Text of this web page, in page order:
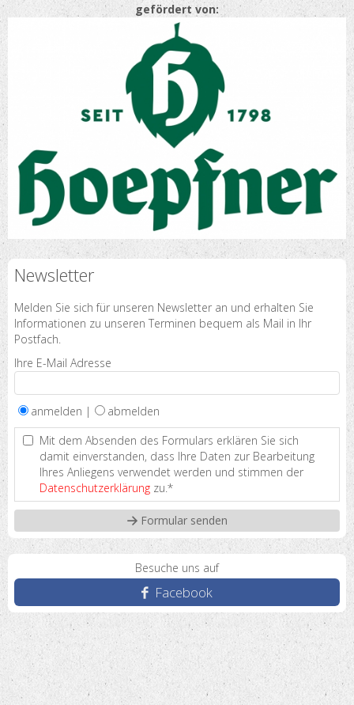
gefördert von:
Newsletter
Melden Sie sich für unseren Newsletter an und erhalten Sie
Informationen zu unseren Terminen bequem als Mail in Ihr
Postfach.
Ihre E-Mail Adresse
anmelden |
abmelden
Mit dem Absenden des Formulars erklären Sie sich
damit einverstanden, dass Ihre Daten zur Bearbeitung
Ihres Anliegens verwendet werden und stimmen der
Datenschutzerklärung zu.*
Besuche uns auf
Facebook